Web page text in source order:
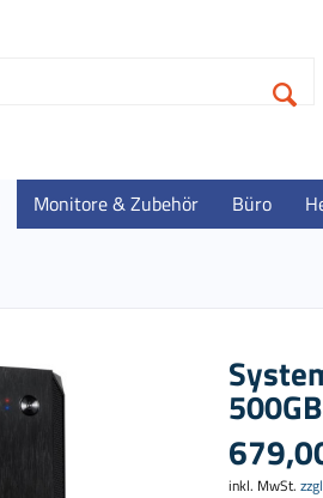
Monitore & Zubehör Büro
inkl. MwSt.